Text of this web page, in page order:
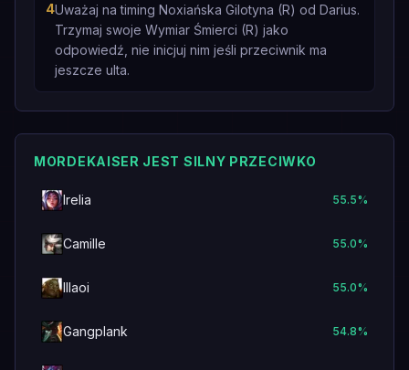
4Uważaj na timing Noxiańska Gilotyna (R) od Darius.
Trzymaj swoje Wymiar Śmierci (R) jako
odpowiedź, nie inicjuj nim jeśli przeciwnik ma
jeszcze ulta.
MORDEKAISER JEST SILNY PRZECIWKO
Irelia 55.5%
Camille 55.0%
Illaoi 55.0%
Gangplank 54.8%